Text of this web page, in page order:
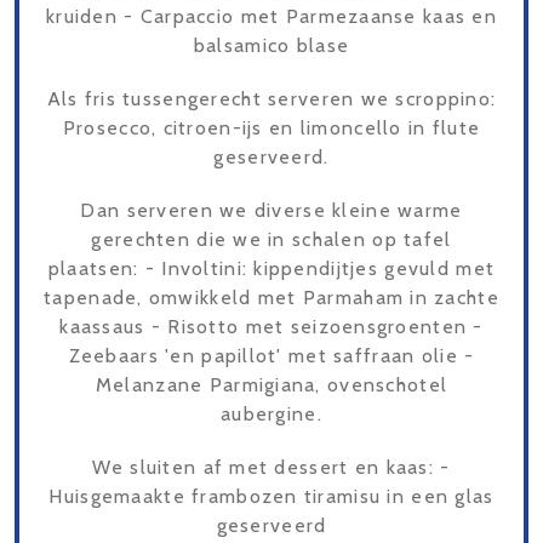
kruiden - Carpaccio met Parmezaanse kaas en
balsamico blase
Als fris tussengerecht serveren we scroppino:
Prosecco, citroen-ijs en limoncello in flute
geserveerd.
Dan serveren we diverse kleine warme
gerechten die we in schalen op tafel
plaatsen: - Involtini: kippendijtjes gevuld met
tapenade, omwikkeld met Parmaham in zachte
kaassaus - Risotto met seizoensgroenten -
Zeebaars 'en papillot' met saffraan olie -
Melanzane Parmigiana, ovenschotel
aubergine.
We sluiten af met dessert en kaas: -
Huisgemaakte frambozen tiramisu in een glas
geserveerd